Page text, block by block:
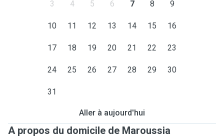
3 4 5 6 7 8 9
10 11 12 13 14 15 16
17 18 19 20 21 22 23
24 25 26 27 28 29 30
31
Aller à aujourd'hui
A propos du domicile de Maroussia